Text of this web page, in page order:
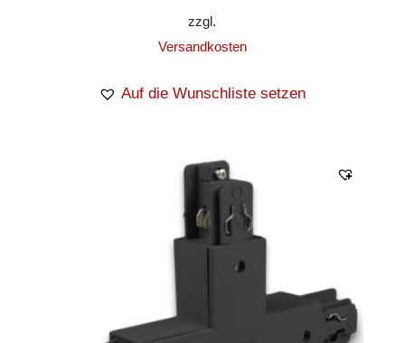
zzgl.
Versandkosten
Auf die Wunschliste setzen